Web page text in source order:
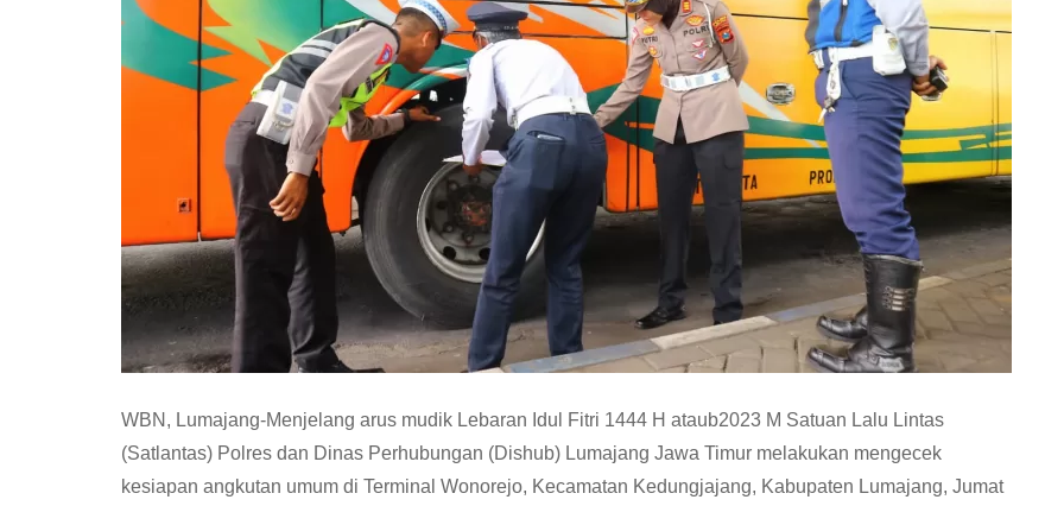
WBN, Lumajang-Menjelang arus mudik Lebaran Idul Fitri 1444 H ataub2023 M Satuan Lalu Lintas
(Satlantas) Polres dan Dinas Perhubungan (Dishub) Lumajang Jawa Timur melakukan mengecek
kesiapan angkutan umum di Terminal Wonorejo, Kecamatan Kedungjajang, Kabupaten Lumajang, Jumat